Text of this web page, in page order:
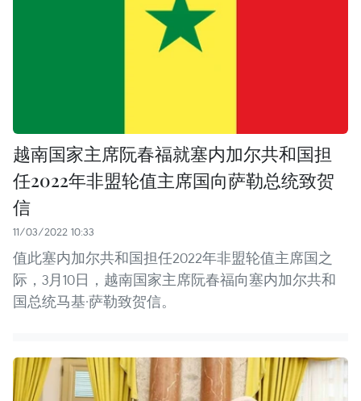
越南国家主席阮春福就塞内加尔共和国担
任2022年非盟轮值主席国向萨勒总统致贺
信
11/03/2022 10:33
值此塞内加尔共和国担任2022年非盟轮值主席国之
际，3月10日，越南国家主席阮春福向塞内加尔共和
国总统马基·萨勒致贺信。